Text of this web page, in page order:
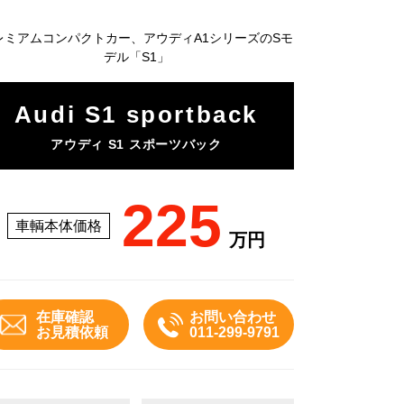
ミアムコンパクトカー、アウディA1シリーズのSモ
デル「S1」
Audi S1 sportback
アウディ S1 スポーツバック
車輌本体価格 225 万円
在庫確認
お見積依頼
お問い合わせ
011-299-9791